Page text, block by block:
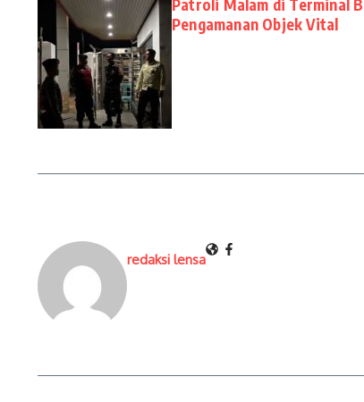
Patroli Malam di Terminal
Pengamanan Objek Vital
redaksi lensa